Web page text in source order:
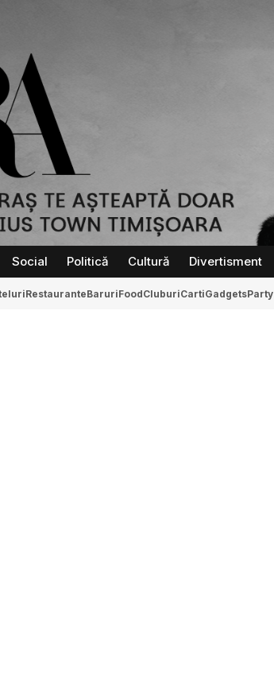
Social Politică Cultură Divertisment
RestauranteBaruriFoodCluburiCartiGadgetsParty